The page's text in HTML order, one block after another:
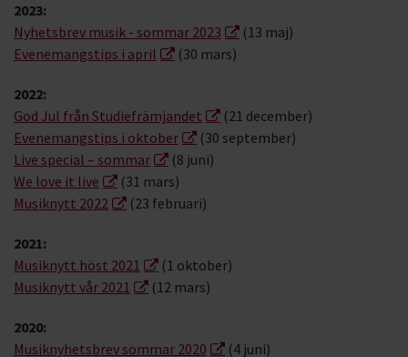
2023:
Nyhetsbrev musik - sommar 2023
(13 maj)
Evenemangstips i april
(30 mars)
2022:
God Jul från Studiefrämjandet
(21 december)
Evenemangstips i oktober
(30 september)
Live special – sommar
(8 juni)
We love it live
(31 mars)
Musiknytt 2022
(23 februari)
2021:
Musiknytt höst 2021
(1 oktober)
Musiknytt vår 2021
(12 mars)
2020:
Musiknyhetsbrev sommar 2020
(4 juni)